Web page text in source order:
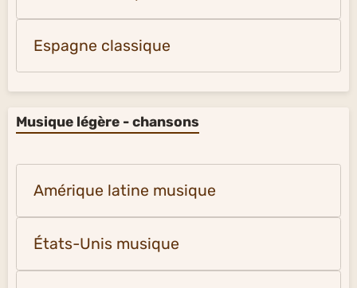
Espagne classique
Musique légère - chansons
Amérique latine musique
États-Unis musique